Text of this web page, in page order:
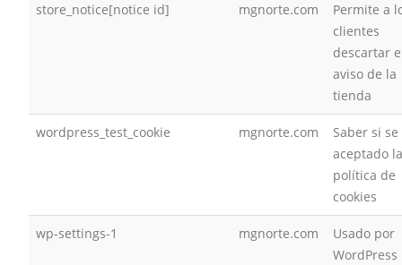
store_notice[notice id] mgnorte.com
Permite a
clientes
descartar
aviso de la
tienda
wordpress_test_cookie mgnorte.com
Saber si
aceptado la
política de
cookies
wp-settings-1 mgnorte.com
Usado por
WordPress